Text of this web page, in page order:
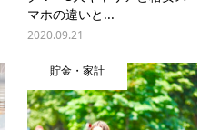
マホの違いと...
2020.09.21
貯金・家計